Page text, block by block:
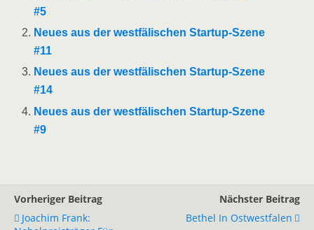
#5
Neues aus der westfälischen Startup-Szene
#11
Neues aus der westfälischen Startup-Szene
#14
Neues aus der westfälischen Startup-Szene
#9
Vorheriger Beitrag
Joachim Frank:
Nächster Beitrag
Bethel In Ostwestfalen